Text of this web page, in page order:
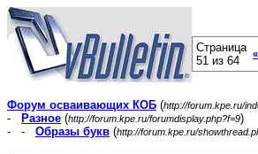
Страница
51 из 64
«
Форум осваивающих КОБ (http://forum.kpe.ru/
-
Разное (http://forum.kpe.ru/forumdisplay.php?f=9)
- - Образы букв (http://forum.kpe.ru/